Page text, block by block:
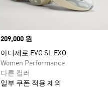
Price
209,000 원
아디제로 EVO SL EXO
Women Performance
다른 컬러
일부 쿠폰 적용 제외